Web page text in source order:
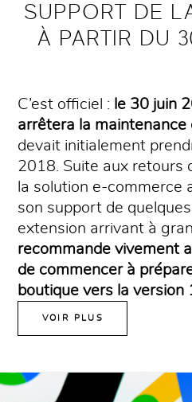
SUPPORT DE
À PARTIR DU
C’est officiel : le 30 juin
arrêtera la maintenance
devait initialement
2018. Suite aux retours
la solution e-commerce
son support de
extension arrivant à
recommande vivement
de commencer à
boutique vers la version
VOIR PLUS